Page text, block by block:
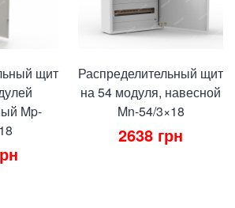
щит
Mp-
Распределительный щит
на 54 модуля, навесной
Mn-54/3×18
2638 грн